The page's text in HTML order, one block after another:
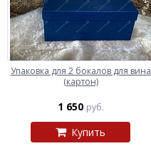
Упаковка для 2 бокалов для вина
(картон)
1 650 руб.
Купить